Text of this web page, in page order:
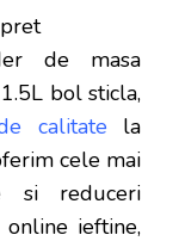
de masa
bol sticla,
calitate la
cele mai
si reduceri
online ieftine,